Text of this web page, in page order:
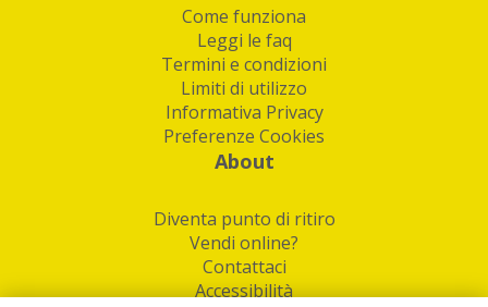
Come funziona
Leggi le faq
Termini e condizioni
Limiti di utilizzo
Informativa Privacy
Preferenze Cookies
About
Diventa punto di ritiro
Vendi online?
Contattaci
Accessibilità